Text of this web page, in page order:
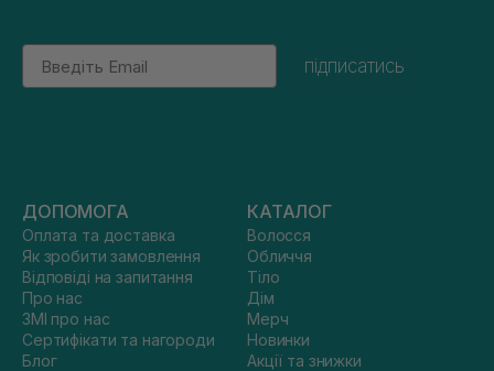
Email
підписатись
ДОПОМОГА
Оплата та доставка
Як зробити замовлення
Відповіді на запитання
Про нас
ЗМІ про нас
Сертифікати та нагороди
Блог
КАТАЛОГ
Волосся
Обличчя
Тіло
Дім
Мерч
Новинки
Акції та знижки